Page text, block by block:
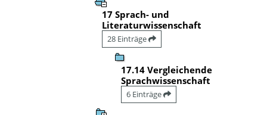
17 Sprach- und
Literaturwissenschaft
28 Einträge
17.14 Vergleichende
Sprachwissenschaft
6 Einträge